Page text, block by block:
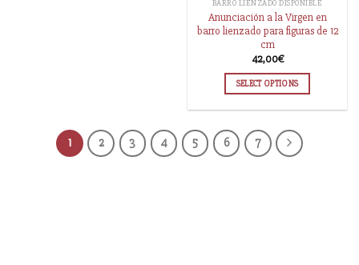
BARRO LIENZADO DISPONIBLE
Anunciación a la Virgen en
barro lienzado para figuras de 12
cm
42,00€
SELECT OPTIONS
1 2 3 4 5 6 7